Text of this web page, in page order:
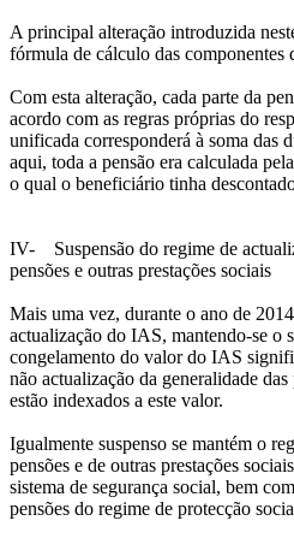
A principal alteração introduzida
fórmula de cálculo das componentes
Com esta alteração, cada parte da
acordo com as regras próprias do
unificada corresponderá à soma das
aqui, toda a pensão era calculada
o qual o beneficiário tinha
IV- Suspensão do regime de
pensões e outras prestações sociais
Mais uma vez, durante o ano de
actualização do IAS, mantendo-se o
congelamento do valor do IAS
não actualização da generalidade
estão indexados a este valor.
Igualmente suspenso se mantém o
pensões e de outras prestações
sistema de segurança social, bem
pensões do regime de protecção